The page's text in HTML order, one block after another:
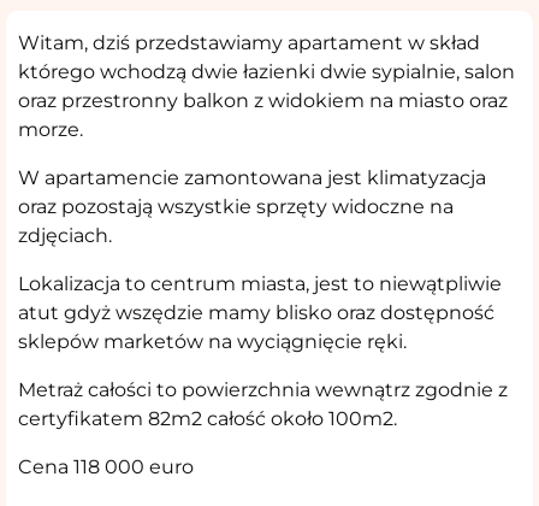
Witam, dziś przedstawiamy apartament w skład
którego wchodzą dwie łazienki dwie sypialnie, salon
oraz przestronny balkon z widokiem na miasto oraz
morze.
W apartamencie zamontowana jest klimatyzacja
oraz pozostają wszystkie sprzęty widoczne na
zdjęciach.
Lokalizacja to centrum miasta, jest to niewątpliwie
atut gdyż wszędzie mamy blisko oraz dostępność
sklepów marketów na wyciągnięcie ręki.
Metraż całości to powierzchnia wewnątrz zgodnie z
certyfikatem 82m2 całość około 100m2.
Cena 118 000 euro